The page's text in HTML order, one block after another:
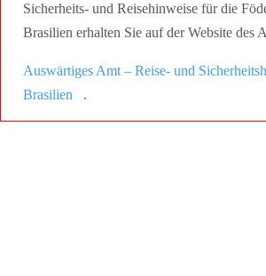
Sicherheits- und Reisehinweise für die
Brasilien erhalten Sie auf der Website des
Auswärtiges Amt – Reise- und
Brasilien
.